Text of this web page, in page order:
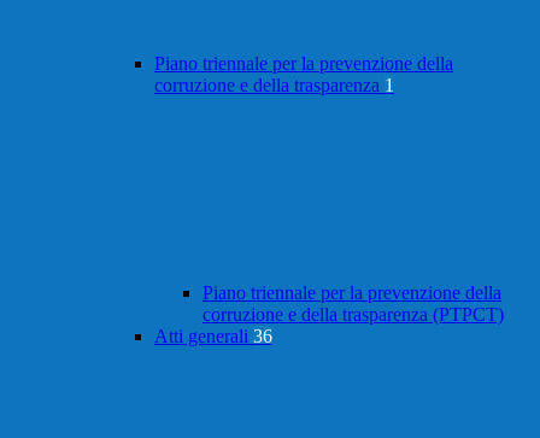
Piano triennale per la prevenzione della
corruzione e della trasparenza 1
Piano triennale per la prevenzione della
corruzione e della trasparenza (PTPCT)
Atti generali 36